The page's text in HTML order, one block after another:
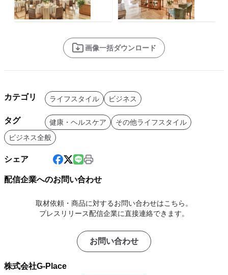
画像一括ダウンロード
カテゴリ ライフスタイル ビジネス
タグ 健康・ヘルスケア
その他ライフスタイル
ビジネス全般
シェア
配信企業へのお問い合わせ
取材依頼・商品に対するお問い合わせはこちら。
プレスリリース配信企業に直接連絡できます。
お問い合わせ
株式会社G-Place